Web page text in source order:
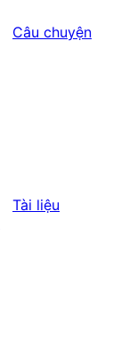
Câu chuyện
Tài liệu